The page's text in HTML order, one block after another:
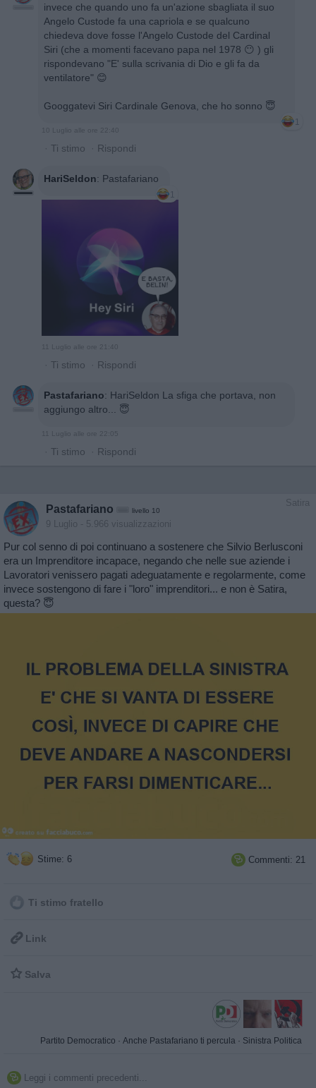
invece che quando uno fa un'azione sbagliata il suo
Angelo Custode fa una capriola e se qualcuno
chiedeva dove fosse l'Angelo Custode del Cardinal
Siri (che a momenti facevano papa nel 1978 😶 ) gli
rispondevano "E' sulla scrivania di Dio e gli fa da
ventilatore" 😊
Googgatevi Siri Cardinale Genova, che ho sonno 😇
1
· Ti stimo · Rispondi
HariSeldon: Pastafariano
1
11 Luglio alle ore 21:40
· Ti stimo · Rispondi
Pastafariano: HariSeldon La sfiga che portava, non
aggiungo altro... 😇
· Ti stimo · Rispondi
Satira
Pastafariano livello 10
9 Luglio - 5.966 visualizzazioni
Pur col senno di poi continuano a sostenere che Silvio Berlusconi
era un Imprenditore incapace, negando che nelle sue aziende i
Lavoratori venissero pagati adeguatamente e regolarmente, come
invece sostengono di fare i "loro" imprenditori... e non è Satira,
questa? 😇
Stime: 6  Commenti: 21
Ti stimo fratello
 Link
 Salva
Partito Democratico · Anche Pastafariano ti percula · Sinistra Politica
 Leggi i commenti precedenti...